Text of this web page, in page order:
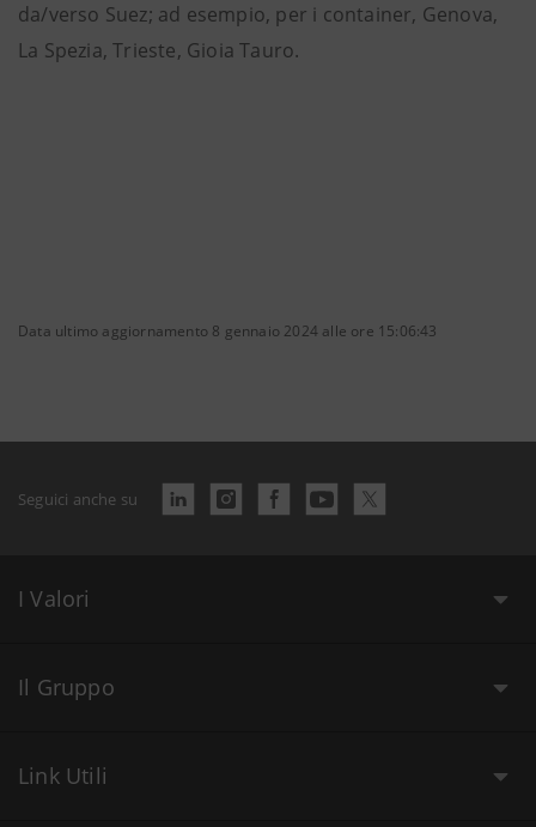
da/verso Suez; ad esempio, per i container, Genova,
La Spezia, Trieste, Gioia Tauro.
Data ultimo aggiornamento 8 gennaio 2024 alle ore 15:06:43
Seguici anche su
I Valori
Il Gruppo
Link Utili